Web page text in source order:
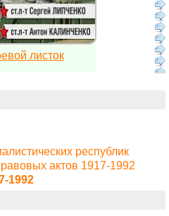
листок
республик
актов 1917-1992
1992